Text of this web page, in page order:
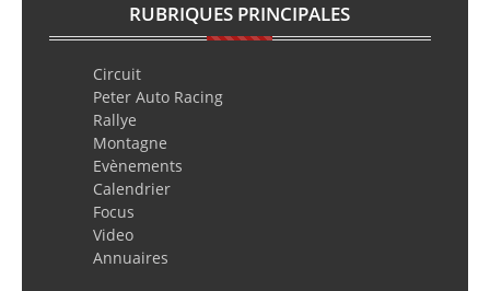
RUBRIQUES PRINCIPALES
Circuit
Peter Auto Racing
Rallye
Montagne
Evènements
Calendrier
Focus
Video
Annuaires